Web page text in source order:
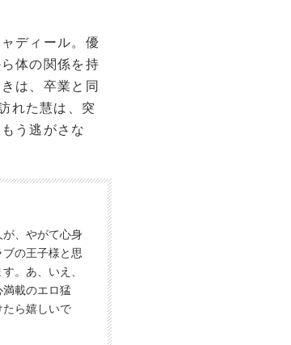
ディール。優
体の関係を持
は、卒業と同
れた慧は、突
う逃がさな
、やがて心身
の王子様と思
。あ、いえ、
載のエロ猛
ら嬉しいで